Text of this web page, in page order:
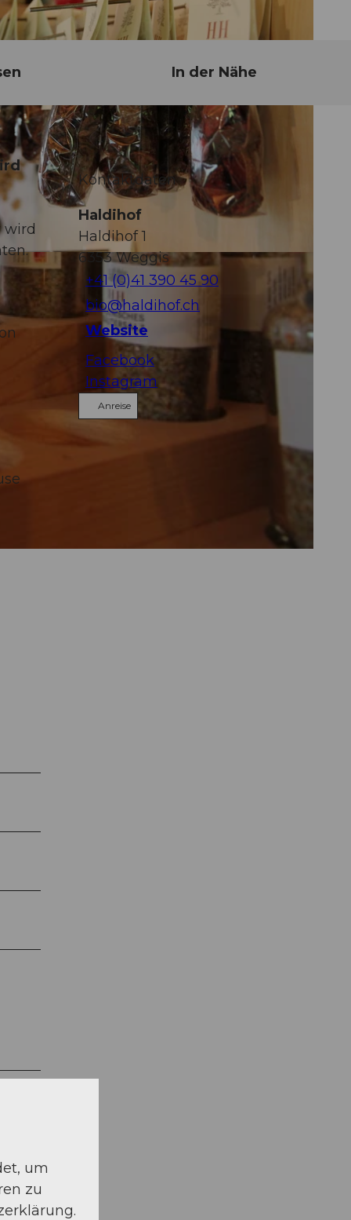
In der Nähe
wird
Kontaktdaten
Haldihof
Haldihof 1
6353Weggis
+41 (0)41 390 45 90
bio@haldihof.ch
Website
Facebook
Instagram
Anreise
um
zu